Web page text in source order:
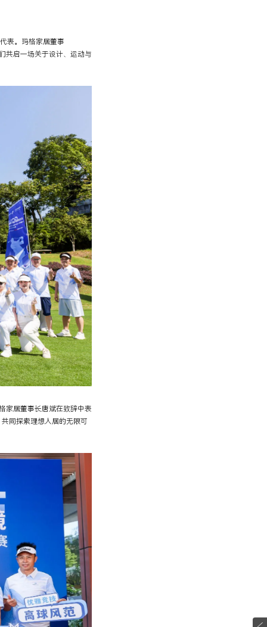
表。玛格家居董事
共启一场关于设计、运动与
家居董事长唐斌在致辞中表
同探索理想人居的无限可